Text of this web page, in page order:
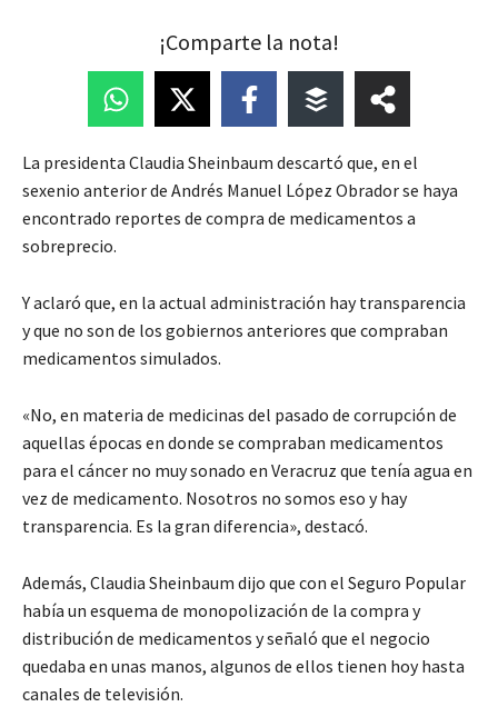
¡Comparte la nota!
La presidenta Claudia Sheinbaum descartó que, en el
sexenio anterior de Andrés Manuel López Obrador se haya
encontrado reportes de compra de medicamentos a
sobreprecio.
Y aclaró que, en la actual administración hay transparencia
y que no son de los gobiernos anteriores que compraban
medicamentos simulados.
«No, en materia de medicinas del pasado de corrupción de
aquellas épocas en donde se compraban medicamentos
para el cáncer no muy sonado en Veracruz que tenía agua en
vez de medicamento. Nosotros no somos eso y hay
transparencia. Es la gran diferencia», destacó.
Además, Claudia Sheinbaum dijo que con el Seguro Popular
había un esquema de monopolización de la compra y
distribución de medicamentos y señaló que el negocio
quedaba en unas manos, algunos de ellos tienen hoy hasta
canales de televisión.